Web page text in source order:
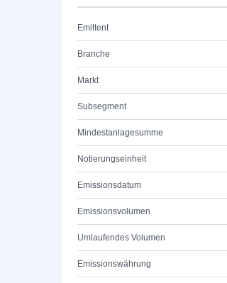
Emittent
Branche
Markt
Subsegment
Mindestanlagesumme
Notierungseinheit
Emissionsdatum
Emissionsvolumen
Umlaufendes Volumen
Emissionswährung